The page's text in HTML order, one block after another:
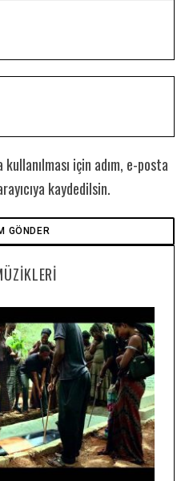
için adım, e-posta
kaydedilsin.